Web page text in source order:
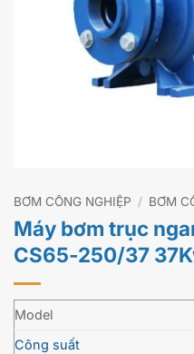
BƠM CÔNG NGHIỆP / BƠM
Máy bơm trục
CS65-250/37
Model
Công suất